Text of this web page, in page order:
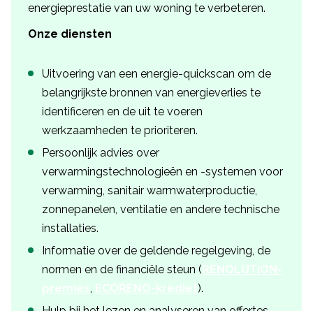
energieprestatie van uw woning te verbeteren.
Onze diensten
Uitvoering van een energie-quickscan om de
belangrijkste bronnen van energieverlies te
identificeren en de uit te voeren
werkzaamheden te prioriteren.
Persoonlijk advies over
verwarmingstechnologieën en -systemen voor
verwarming, sanitair warmwaterproductie,
zonnepanelen, ventilatie en andere technische
installaties.
Informatie over de geldende regelgeving, de
normen en de financiële steun (RENOLUTION-
premies, ECORENO-krediet).